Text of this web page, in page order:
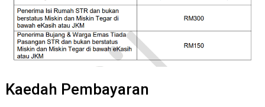
Kaedah Pembayaran